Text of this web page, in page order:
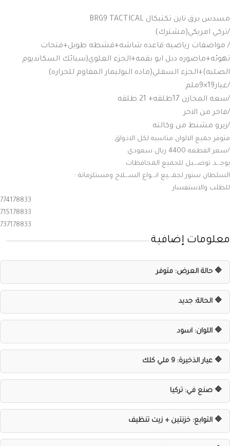
مسدس برق ناين تكتيكال BRG9 TACTICAL
/تركي امريكي(مشترك)
/ مواصفات رياضيه:قاعده شاشه+قشطه طويل+فتحات
تهوئه+ماصوره دبل ابو بقمه+الجزء العلوي(سبائك السكانديوم
الصلبه)+الجزء السفلي(ماده البوليمار المقاوم للحراره)
/عيار19×9ملم
/سعه المخازن 17طلقه+ 21 طلقه
/فاخر من الاخر
/زيرو مشنط من وكالته
متوفر جميع الالوان مناسبه لكل الاذواق
/سعر القطعه 4400 ريال سعودي
يوجـ.ـد توصـ،ـيل للجميع المحافظات
السلطان ستور لجمـ.ـيع انـ.ـواع السـ،ـلاح ومستلزماتة :
للطلب والاستفسار
774178833
715178833
737178833
معلومات إضافية
🔷 حالة العرض: متوفر
🔷 الحالة: جديد
🔷 اللوان: اسود
🔷 عيار الذخيرة: 9 ملي كلك
🔷 صنع في: تركيا
🔷 التوابع: خزنتين + زيت تنظيف